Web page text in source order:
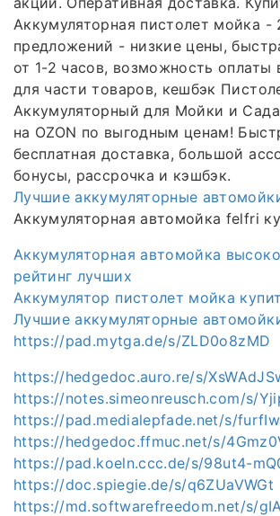
Аккумуляторная пистолет мойка -
предложений - низкие цены,
от 1-2 часов, возможность оплаты
для части товаров, кешбэк
Аккумуляторный для Мойки и Сада
на OZON по выгодным ценам!
бесплатная доставка, большой
бонусы, рассрочка и кэшбэк.
Лучшие аккумуляторные
Аккумуляторная автомойка felfri
Аккумуляторная автомойка
рейтинг лучших
Аккумулятор пистолет мойка
Лучшие аккумуляторные
https://pad.mytga.de/s/ZLD0o8zMD
https://hedgedoc.auro.re/s/
https://notes.simeonreusch.com/s/
https://pad.medialepfade.net/s/
https://hedgedoc.ffmuc.net/s/
https://pad.koeln.ccc.de/s/98ut4-
https://doc.spiegie.de/s/q6ZUaVWGt
https://md.softwarefreedom.net/s/